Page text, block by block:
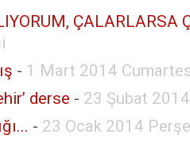
ÇALARLARSA
- 1 Mart 2014
derse - 23 Şubat
- 23 Ocak 2014